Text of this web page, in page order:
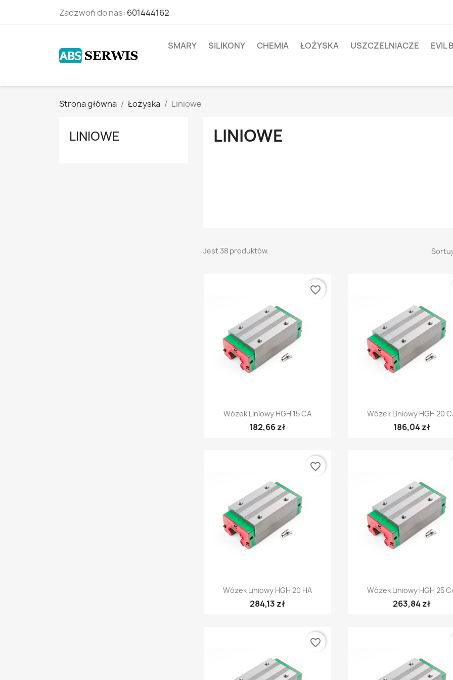
Zadzwoń do nas: 601444162
SMARY SILIKONY CHEMIA ŁOŻYSKA USZCZELNIACZE EVIL
Strona główna Łożyska Liniowe
LINIOWE LINIOWE
Jest 38 produktów.
Szybki podgląd
Wózek Liniowy HGH 15 CA
182,66 zł
favorite_border
Szybki podgląd
Wózek Liniowy HGH 20
186,04 zł
Szybki podgląd
Wózek Liniowy HGH 20 HA
284,13 zł
favorite_border
Szybki podgląd
Wózek Liniowy HGH 25
263,84 zł
favorite_border